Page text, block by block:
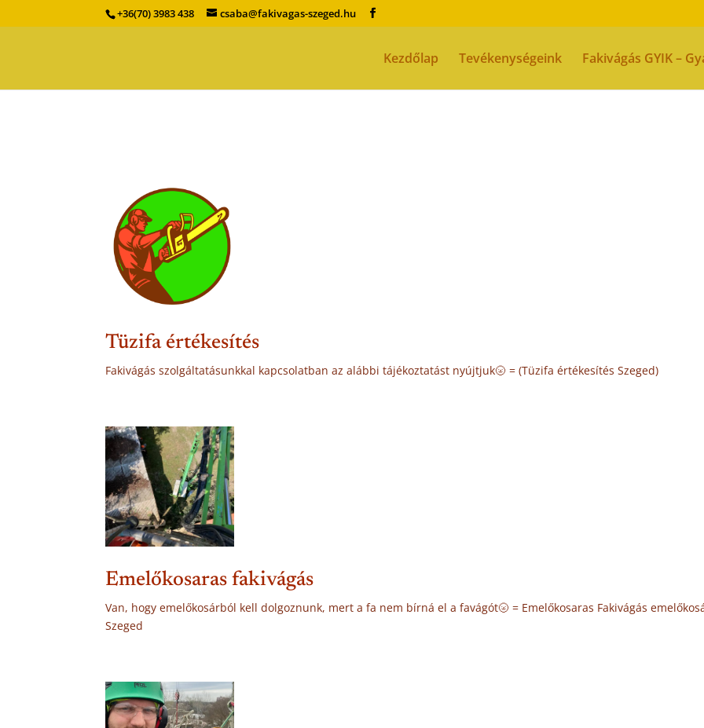
+36(70) 3983 438 csaba@fakivagas-szeged.hu
Kezdőlap Tevékenységeink Fakivágás GYIK –
Tüzifa értékesítés
Fakivágás szolgáltatásunkkal kapcsolatban az alábbi tájékoztatást nyújtjuk🌝 = (Tüzifa értékesítés Szeged)
Emelőkosaras fakivágás
Van, hogy emelőkosárból kell dolgoznunk, mert a fa nem bírná el a favágót🌝 = Emelőkosaras Fakivágás
Szeged